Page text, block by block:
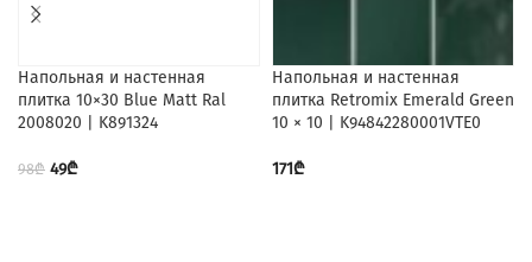
Напольная и настенная
плитка 10×30 Blue Matt Ral
2008020 | K891324
98₾ 49₾
Напольная и настенная
плитка Retromix Emerald Green
10 × 10 | K94842280001VTE0
171₾